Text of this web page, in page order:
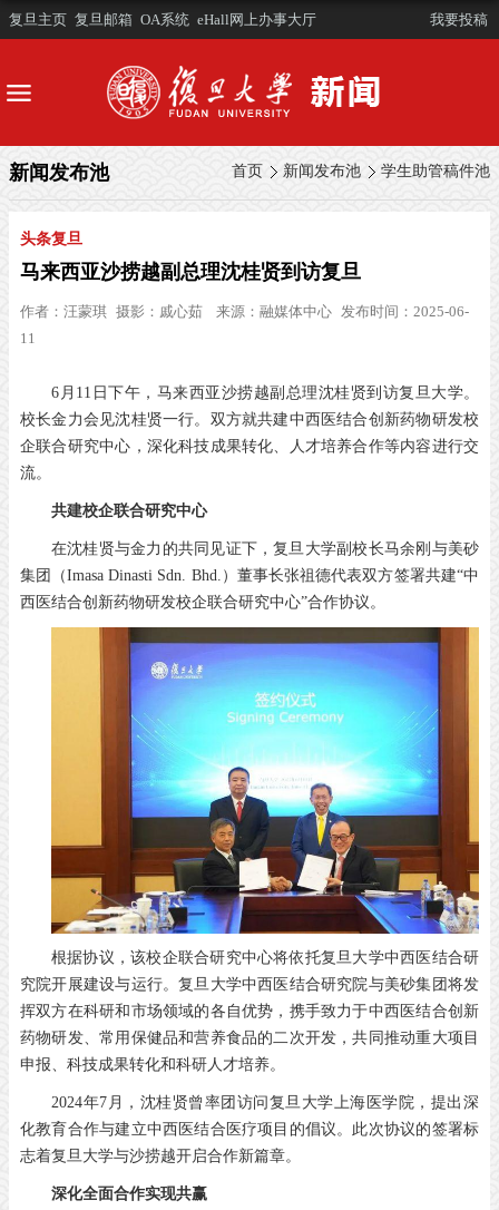
复旦主页 复旦邮箱 OA系统 eHall网上办事大厅 我要投稿
首页 新闻发布池 学生助管稿件池
新闻发布池
头条复旦
马来西亚沙捞越副总理沈桂贤到访复旦
作者： 汪蒙琪 摄影： 戚心茹 来源： 融媒体中心 发布时间：2025-06-
11
6月11日下午，马来西亚沙捞越副总理沈桂贤到访复旦大学。
校长金力会见沈桂贤一行。双方就共建中西医结合创新药物研发校
企联合研究中心，深化科技成果转化、人才培养合作等内容进行交
流。
共建校企联合研究中心
在沈桂贤与金力的共同见证下，复旦大学副校长马余刚与美砂
集团（Imasa Dinasti Sdn. Bhd.）董事长张祖德代表双方签署共建“中
西医结合创新药物研发校企联合研究中心”合作协议。
根据协议，该校企联合研究中心将依托复旦大学中西医结合研
究院开展建设与运行。复旦大学中西医结合研究院与美砂集团将发
挥双方在科研和市场领域的各自优势，携手致力于中西医结合创新
药物研发、常用保健品和营养食品的二次开发，共同推动重大项目
申报、科技成果转化和科研人才培养。
2024年7月，沈桂贤曾率团访问复旦大学上海医学院，提出深
化教育合作与建立中西医结合医疗项目的倡议。此次协议的签署标
志着复旦大学与沙捞越开启合作新篇章。
深化全面合作实现共赢